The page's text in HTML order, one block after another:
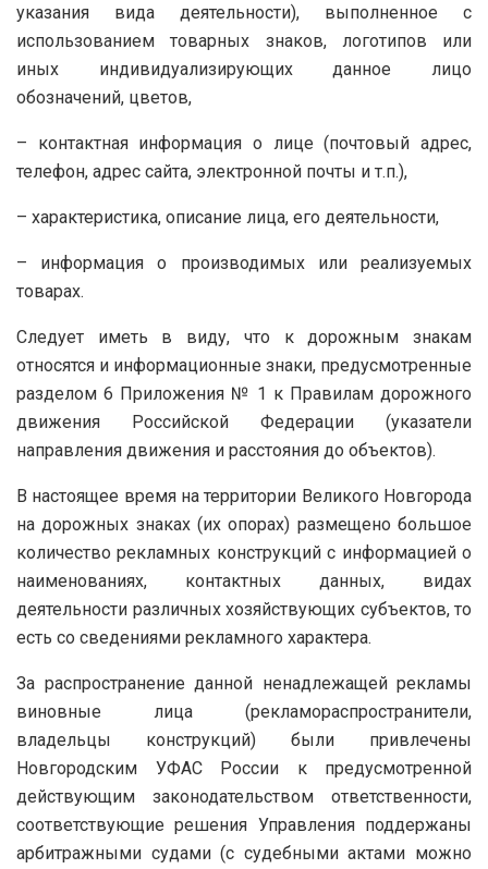
указания вида деятельности), выполненное с
использованием товарных знаков, логотипов или
иных индивидуализирующих данное лицо
обозначений, цветов,
– контактная информация о лице (почтовый адрес,
телефон, адрес сайта, электронной почты и т.п.),
– характеристика, описание лица, его деятельности,
– информация о производимых или реализуемых
товарах.
Следует иметь в виду, что к дорожным знакам
относятся и информационные знаки, предусмотренные
разделом 6 Приложения № 1 к Правилам дорожного
движения Российской Федерации (указатели
направления движения и расстояния до объектов).
В настоящее время на территории Великого Новгорода
на дорожных знаках (их опорах) размещено большое
количество рекламных конструкций с информацией о
наименованиях, контактных данных, видах
деятельности различных хозяйствующих субъектов, то
есть со сведениями рекламного характера.
За распространение данной ненадлежащей рекламы
виновные лица (рекламораспространители,
владельцы конструкций) были привлечены
Новгородским УФАС России к предусмотренной
действующим законодательством ответственности,
соответствующие решения Управления поддержаны
арбитражными судами (с судебными актами можно